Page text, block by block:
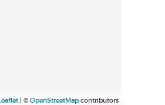
| © OpenStreetMap contributors